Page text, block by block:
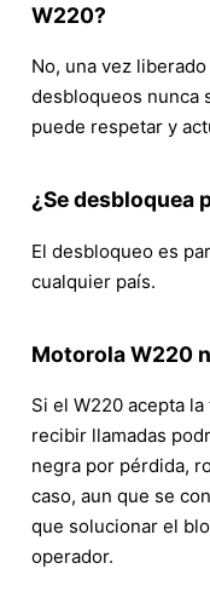
W220?
No, una vez
desbloqueos nunca
puede respetar y
¿Se desbloquea
El desbloqueo es
cualquier país.
Motorola W220
Si el W220 acepta
recibir llamadas
negra por pérdida,
caso, aun que se
que solucionar el
operador.